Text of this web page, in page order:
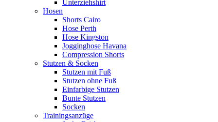
Unterziehshirt
Hosen
Shorts Cairo
Hose Perth
Hose Kingston
Jogginghose Havana
Compression Shorts
Stutzen & Socken
Stutzen mit Fuß
Stutzen ohne Fuß
Einfarbige Stutzen
Bunte Stutzen
Socken
Trainingsanzüge